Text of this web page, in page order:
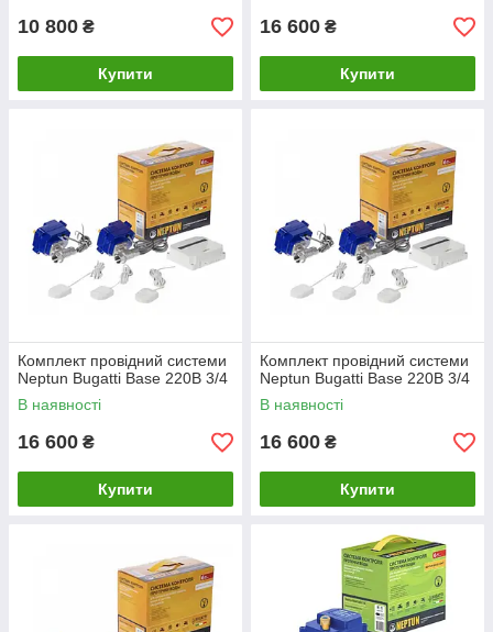
10 800 ₴
Купити
16 600 ₴
Купити
Комплект провідний системи
Neptun Bugatti Base 220B 3/4
В наявності
16 600 ₴
Купити
Комплект провідний системи
Neptun Bugatti Base 220B 3/4
В наявності
16 600 ₴
Купити